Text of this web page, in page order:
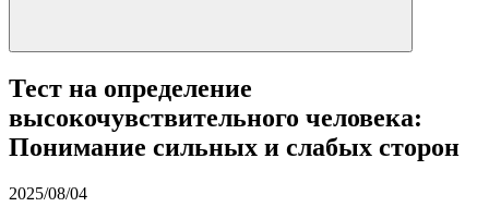
Тест на определение
высокочувствительного человека:
Понимание сильных и слабых сторон
2025/08/04